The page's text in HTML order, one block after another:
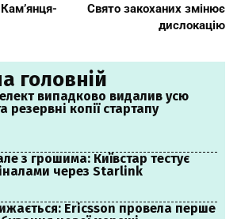
Свято закоханих змінює
дислокацію
головній
випадково видалив усю
резервні копії стартапу
з грошима: Київстар тестує
через Starlink
Ericsson провела перше